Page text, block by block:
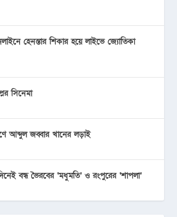
হেনস্তার শিকার হয়ে লাইভে জ্যোতিকা
সিনেমা
আব্দুল জব্বার খানের লড়াই
বন্ধ ভৈরবের ‘মধুমতি’ ও রংপুরের ‘শাপলা’